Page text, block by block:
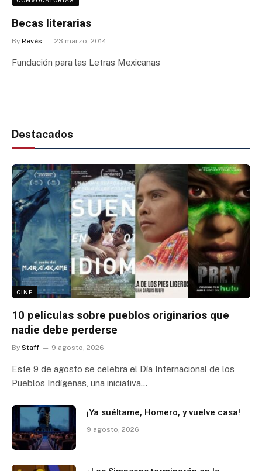
Becas literarias
By Revés 23 marzo, 2014
Fundación para las Letras Mexicanas
Destacados
CINE
10 películas sobre pueblos originarios que
nadie debe perderse
By Staff 9 agosto, 2026
Este 9 de agosto se celebra el Día Internacional de los
Pueblos Indígenas, una iniciativa…
¡Ya suéltame, Homero, y vuelve casa!
9 agosto, 2026